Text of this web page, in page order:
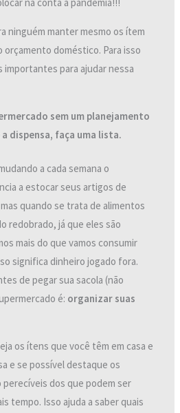
ninguém manter mesmo os ítem
orçamento doméstico. Para isso
importantes para ajudar nessa
sem um planejamento
dispensa, faça uma lista.
a cada semana o
a estocar seus artigos de
quando se trata de alimentos
redobrado, já que eles são
mais do que vamos consumir
significa dinheiro jogado fora.
de pegar sua sacola (não
é: organizar suas
os ítens que você têm em casa e
e se possível destaque os
dos que podem ser
tempo. Isso ajuda a saber quais